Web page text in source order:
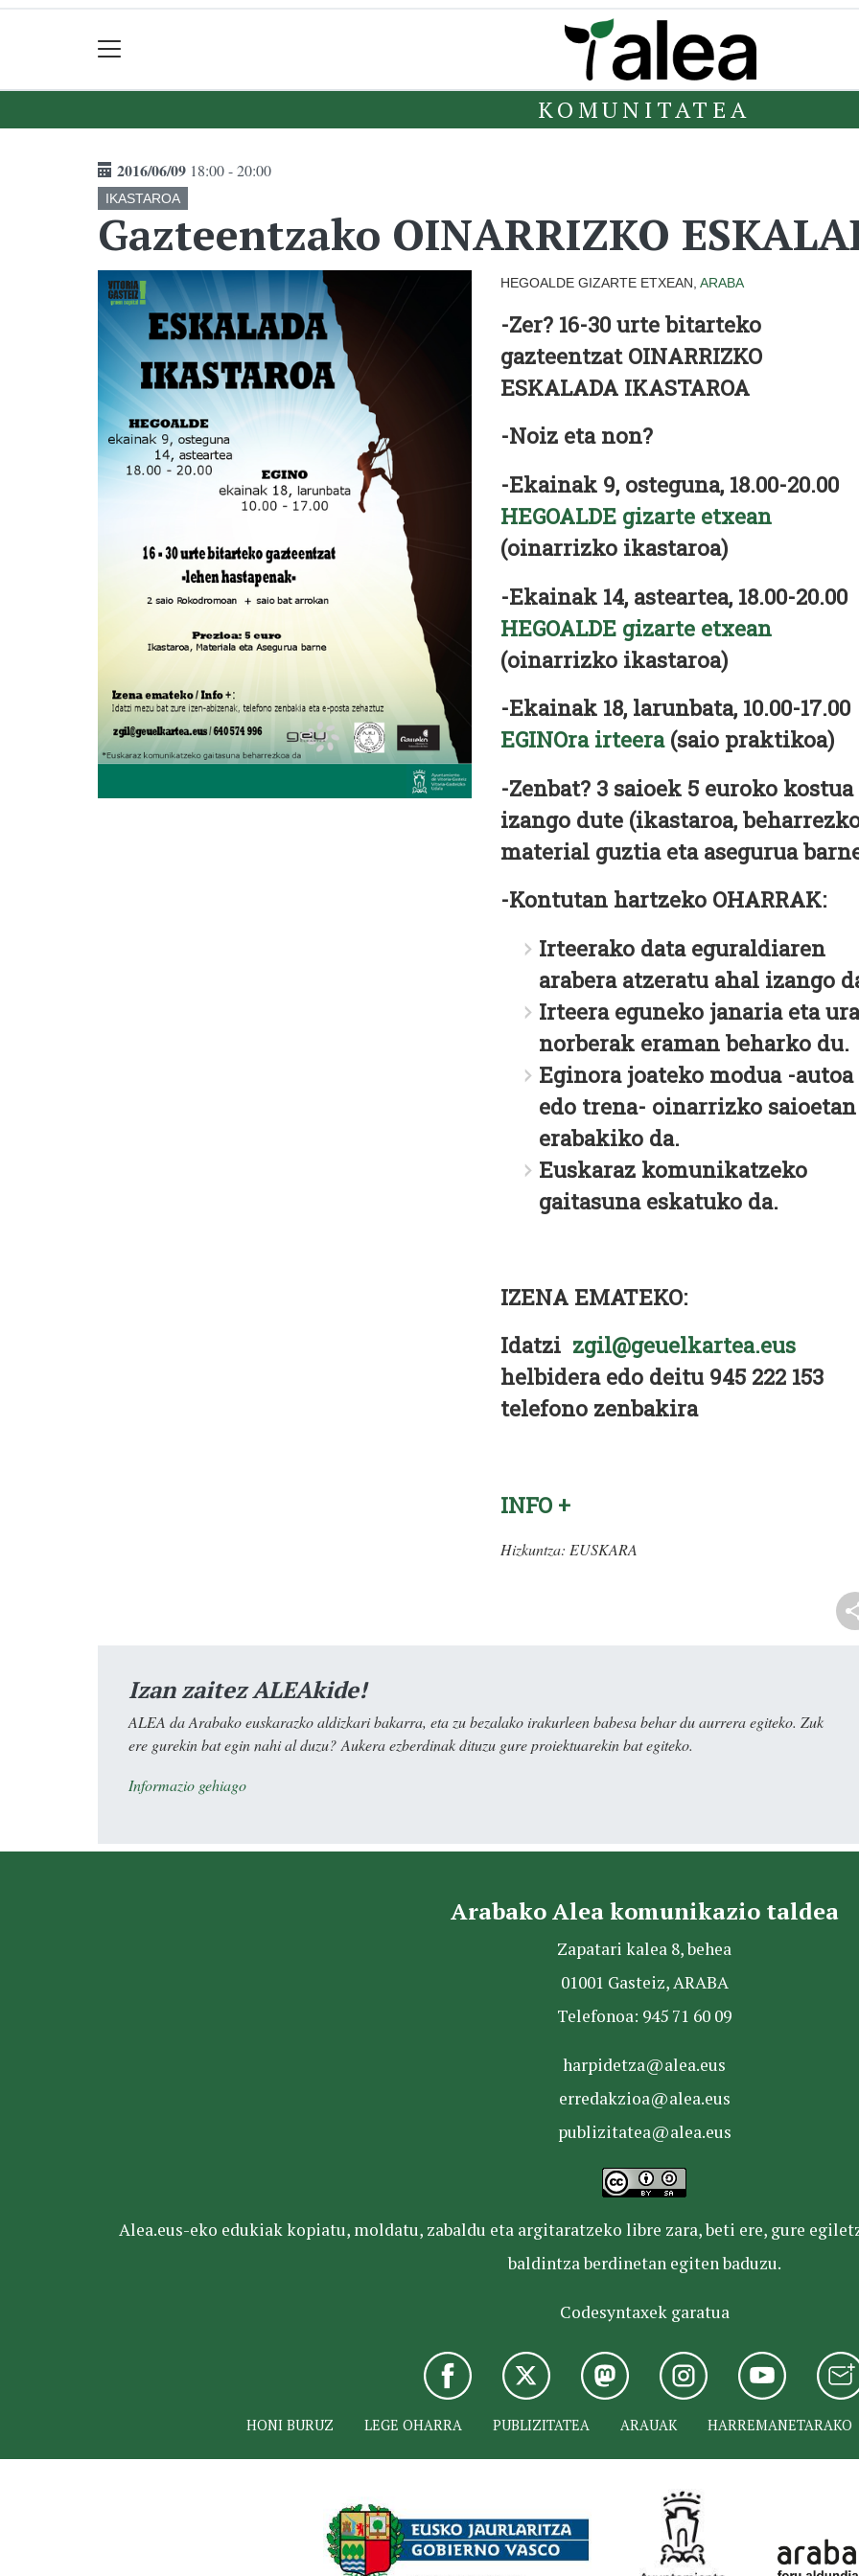
KOMUNITATEA
2016/06/09 18:00 - 20:00
IKASTAROA
Gazteentzako OINARRIZKO
HEGOALDE GIZARTE ETXEAN, ARABA
-Zer? 16-30 urte bitarteko
gazteentzat OINARRIZKO
ESKALADA IKASTAROA
-Noiz eta non?
-Ekainak 9, osteguna, 18.00-20.00
HEGOALDE gizarte etxean
(oinarrizko ikastaroa)
-Ekainak 14, asteartea, 18.00-20.00
HEGOALDE gizarte etxean
(oinarrizko ikastaroa)
-Ekainak 18, larunbata, 10.00-17.00
EGINOra irteera(saio praktikoa)
-Zenbat? 3 saioek 5 euroko kostua
izango dute (ikastaroa,
material guztia eta asegurua
-Kontutan hartzeko OHARRAK:
Irteerako data eguraldiaren
arabera atzeratu ahal izango
Irteera eguneko janaria eta ura
norberak eraman beharko du.
Eginora joateko modua -autoa
edo trena- oinarrizko saioetan
erabakiko da.
Euskaraz komunikatzeko
gaitasuna eskatuko da.
IZENA EMATEKO:
Idatzi zgil@geuelkartea.eus
helbidera edo deitu 945 222 153
telefono zenbakira
INFO +
Hizkuntza: EUSKARA
Izan zaitez ALEAkide!
ALEA da Arabako euskarazko aldizkari bakarra, eta zu bezalako irakurleen babesa behar du aurrera egiteko. Zuk
ere gurekin bat egin nahi al duzu? Aukera ezberdinak dituzu gure proiektuarekin bat egiteko.
Informazio gehiago
Arabako Alea komunikazio taldea
Zapatari kalea 8, behea
01001 Gasteiz, ARABA
Telefonoa: 945 71 60 09
harpidetza@alea.eus
erredakzioa@alea.eus
publizitatea@alea.eus
Alea.eus-eko edukiak kopiatu, moldatu, zabaldu eta argitaratzeko libre zara, beti ere, gure
baldintza berdinetan egiten baduzu.
Codesyntaxek garatua
HONI BURUZ LEGE OHARRA PUBLIZITATEA ARAUAK HARREMANETARAKO